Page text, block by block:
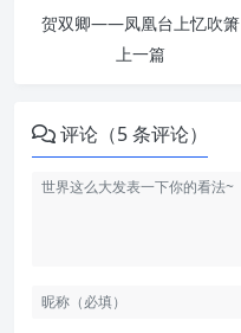
贺双卿——凤凰台上忆吹箫
上一篇
评论（5 条评论）